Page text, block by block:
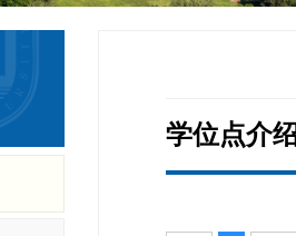
学位点介